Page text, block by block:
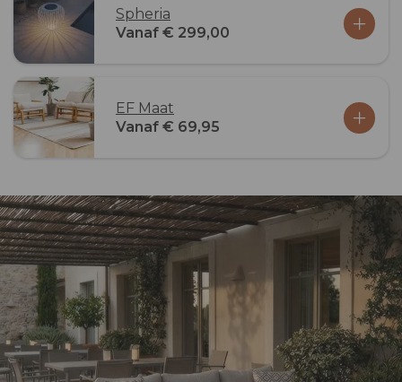
Spheria
Vanaf € 299,00
EF Maat
Vanaf € 69,95